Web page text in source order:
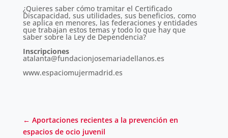
¿Quieres saber cómo tramitar el Certificado
Discapacidad, sus utilidades, sus beneficios, como
se aplica en menores, las federaciones y entidades
que trabajan estos temas y todo lo que hay que
saber sobre la Ley de Dependencia?
Inscripciones
atalanta@fundacionjosemariadellanos.es
www.espaciomujermadrid.es
← Aportaciones recientes a la prevención en
espacios de ocio juvenil